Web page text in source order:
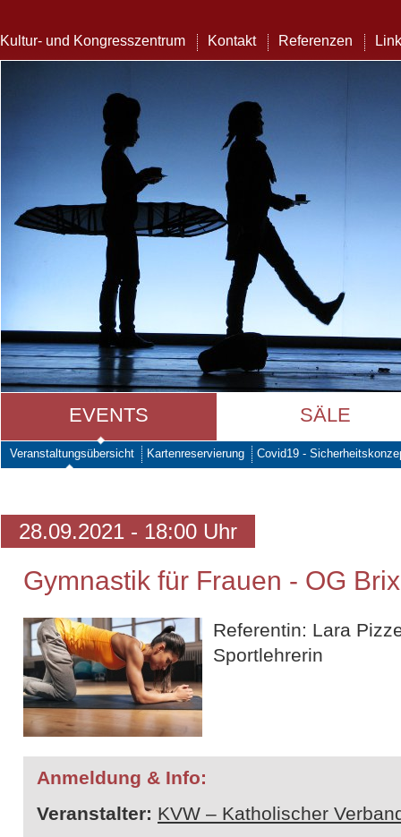
Kultur- und Kongresszentrum Kontakt Referenzen
EVENTS SÄLE
Veranstaltungsübersicht Kartenreservierung Covid19 -
28.09.2021 - 18:00 Uhr
Gymnastik für Frauen - OG
Referentin: Lara
Sportlehrerin
Anmeldung & Info:
Veranstalter: KVW – Katholischer